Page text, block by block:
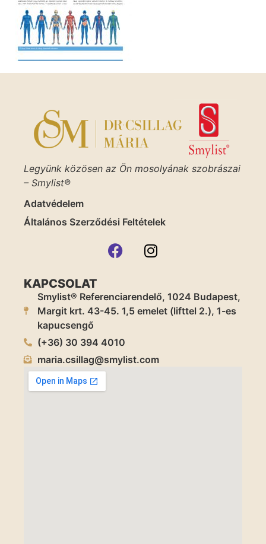
Legyünk közösen az Ön mosolyának szobrászai
– Smylist®
Adatvédelem
Általános Szerződési Feltételek
KAPCSOLAT
Smylist® Referenciarendelő, 1024 Budapest,
Margit krt. 43-45. 1,5 emelet (lifttel 2.), 1-es
kapucsengő
(+36) 30 394 4010
maria.csillag@smylist.com